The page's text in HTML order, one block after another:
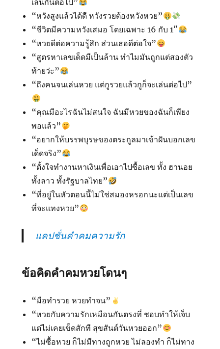
เล่นกันต่อไป”
“หวังสูงแล้วได้ดี หวังรวยต้องหวังหวย”
“ชีวิตมีความหวังเสมอ โดยเฉพาะ 16 กับ 1″
“หวยดีต่อความรู้สึก ส่วนเธอดีต่อใจ”
“สูตรหาเลขเด็ดมีเป็นล้าน ทำไมมันถูกแต่สองตัว
ท้ายว่ะ”
“ถึงคนจนเล่นหวย แต่กูรวยแล้วกูก็จะเล่นต่อไป”
“คุณมีอะไรฉันไม่สนใจ ฉันมีหวยของฉันก็เพียง
พอแล้ว”
“อยากให้บรรพบุรษของตระกูลมาเข้าฝันบอกเลข
เด็ดจริง”
“ตั้งใจทำงานหาเงินเพื่อเอาไปซื้อเลข ทั้ง ฮานอย
ทั้งลาว ทั้งรัฐบาลไทย”
“ที่อยู่ในหัวตอนนี้ไม่ใช่สมองหรอกนะแต่เป็นเลข
ที่จะแทงหวย”
แคปชั่นคำคมความรัก
ข้อคิดคำคมหวยโดนๆ
“มือทำรวย หวยทำจน”
“หวยกับความรักเหมือนกันตรงที่ ชอบทำให้เจ็บ
แต่ไม่เคยเข็ดสักที สุขสันต์วันหวยออก”
“ไม่ซื้อหวย ก็ไม่มีทางถูกหวย ไม่ลองทํา ก็ไม่ทาง